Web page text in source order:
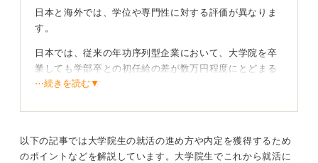
0
日本と海外では、学位や専門性に対する評価が異なりま
す。
日本では、従来の年功序列型企業において、大学院を卒
業しても学部卒との初任給の差が数万円程度にとどまる
ことも多いです。
め、修士や博士の学位を持つ人は初任給が高めに設定さ
れる傾向にあります。
⋯続きを読む▼
以下の記事では大学院生の就活の進め方や内定を獲得するため
のポイントなどを解説しています。大学院生でこれから就活に